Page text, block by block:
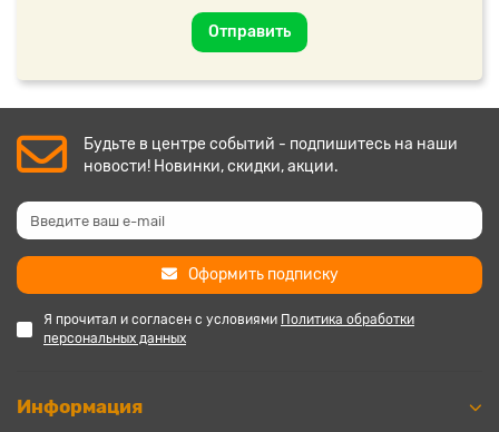
Отправить
Будьте в центре событий - подпишитесь на наши
новости! Новинки, скидки, акции.
Оформить подписку
Я прочитал и согласен с условиями Политика обработки
персональных данных
Информация